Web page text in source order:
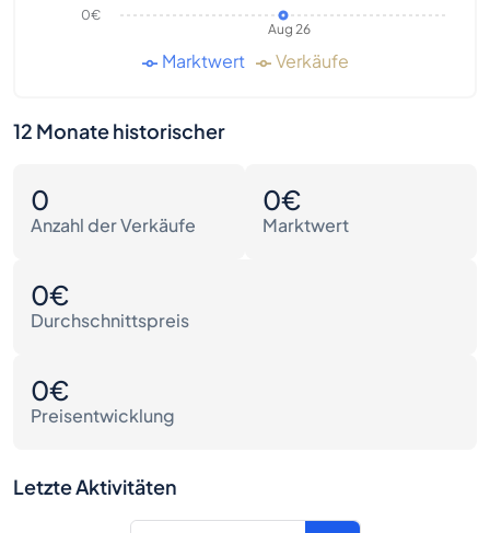
Aug 26
0€
Marktwert Verkäufe
12 Monate historischer
0
Anzahl der Verkäufe
0€
Marktwert
0€
Durchschnittspreis
0€
Preisentwicklung
Letzte Aktivitäten